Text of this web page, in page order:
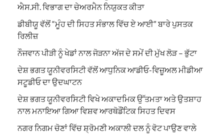
ਐਸ.ਸੀ. ਵਿਭਾਗ ਦਾ ਚੇਅਰਮੈਨ ਨਿਯੁਕਤ ਕੀਤਾ
ਡੀਬੀਯੂ ਵੱਲੋਂ “ਮੂੰਹ ਦੀ ਸਿਹਤ ਸੰਭਾਲ ਵਿੱਚ ਏ ਆਈ” ਬਾਰੇ ਪੁਸਤਕ
ਰਿਲੀਜ਼
ਨੌਜਵਾਨ ਪੀੜੀ ਨੂੰ ਖੇਡਾਂ ਨਾਲ ਜੋੜਨਾ ਅੱਜ ਦੇ ਸਮੇਂ ਦੀ ਮੁੱਖ ਲੋੜ – ਭੁੱਟਾ
ਦੇਸ਼ ਭਗਤ ਯੂਨੀਵਰਸਿਟੀ ਵੱਲੋਂ ਆਧੁਨਿਕ ਆਡੀਓ-ਵਿਜ਼ੂਅਲ ਮੀਡੀਆ
ਸਟੂਡੀਓ ਦਾ ਉਦਘਾਟਨ
ਦੇਸ਼ ਭਗਤ ਯੂਨੀਵਰਸਿਟੀ ਵਿਖੇ ਅਕਾਦਮਿਕ ਉੱਤਮਤਾ ਅਤੇ ਉਤਸ਼ਾਹ
ਨਾਲ ਮਨਾਇਆ ਗਿਆ ਵਿਸ਼ਵ ਆਰਥੋਡੌਂਟਿਕ ਸਿਹਤ ਦਿਵਸ
ਨਗਰ ਨਿਗਮ ਚੋਣਾਂ ਵਿੱਚ ਸ਼੍ਰੋਮਣੀ ਅਕਾਲੀ ਦਲ ਨੂੰ ਵੋਟ ਪਾਉਣ ਵਾਲੇ